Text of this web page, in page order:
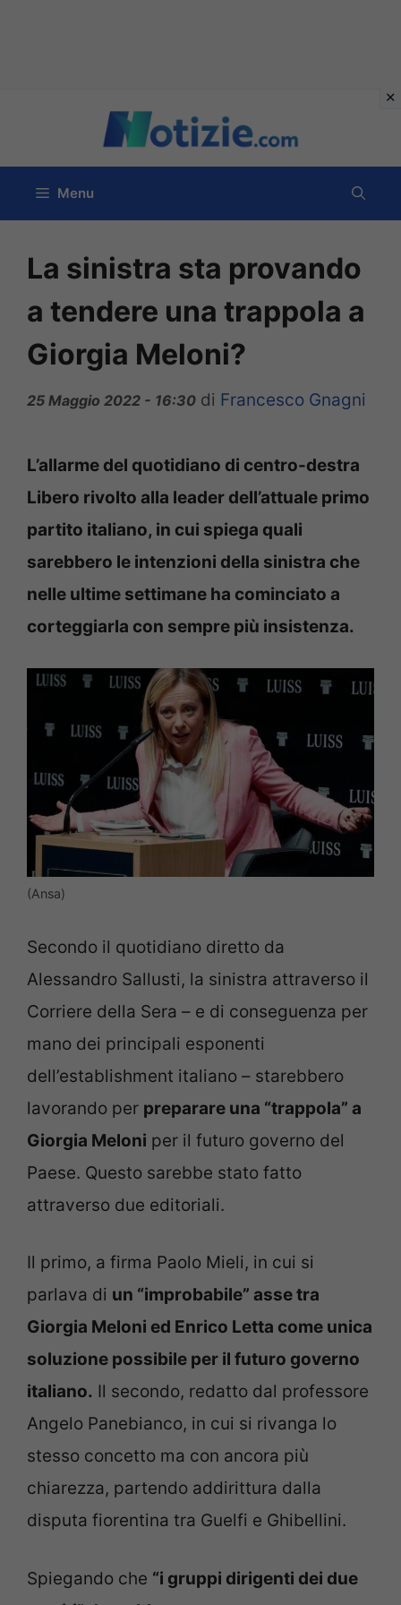
contenuto
Menu
La sinistra sta provando
a tendere una trappola a
Giorgia Meloni?
25 Maggio 2022 - 16:30 di Francesco Gnagni
L’allarme del quotidiano di centro-destra
Libero rivolto alla leader dell’attuale primo
partito italiano, in cui spiega quali
sarebbero le intenzioni della sinistra che
nelle ultime settimane ha cominciato a
corteggiarla con sempre più insistenza.
(Ansa)
Secondo il quotidiano diretto da
Alessandro Sallusti, la sinistra attraverso il
Corriere della Sera – e di conseguenza per
mano dei principali esponenti
dell’establishment italiano – starebbero
lavorando per preparare una “trappola” a
Giorgia Meloni per il futuro governo del
Paese. Questo sarebbe stato fatto
attraverso due editoriali.
Il primo, a firma Paolo Mieli, in cui si
parlava di un “improbabile” asse tra
Giorgia Meloni ed Enrico Letta come unica
soluzione possibile per il futuro governo
italiano. Il secondo, redatto dal professore
Angelo Panebianco, in cui si rivanga lo
stesso concetto ma con ancora più
chiarezza, partendo addirittura dalla
disputa fiorentina tra Guelfi e Ghibellini.
Spiegando che “i gruppi dirigenti dei due